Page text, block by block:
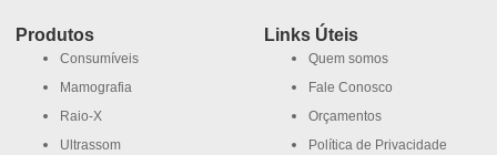
Produtos
Consumíveis
Mamografia
Raio-X
Ultrassom
Links Úteis
Quem somos
Fale Conosco
Orçamentos
Política de Privacidade